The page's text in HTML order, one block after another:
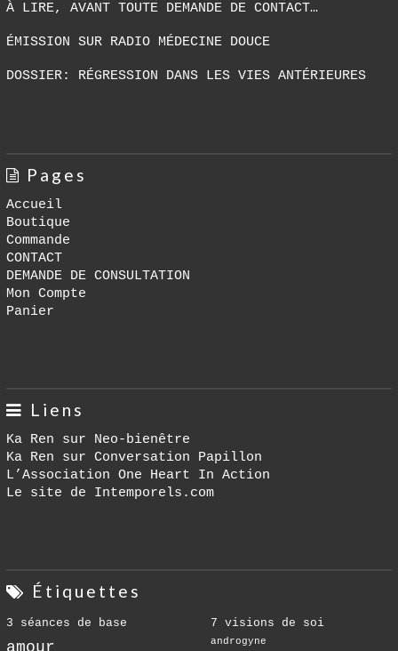
À LIRE, AVANT TOUTE DEMANDE DE CONTACT…
ÉMISSION SUR RADIO MÉDECINE DOUCE
DOSSIER: RÉGRESSION DANS LES VIES ANTÉRIEURES
Pages
Accueil
Boutique
Commande
CONTACT
DEMANDE DE CONSULTATION
Mon Compte
Panier
Liens
Ka Ren sur Neo-bienêtre
Ka Ren sur Conversation Papillon
L’Association One Heart In Action
Le site de Intemporels.com
Étiquettes
3 séances de base 7 visions de soi
androgyne